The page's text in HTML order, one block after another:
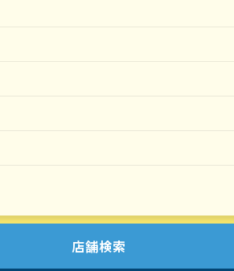
店舗検索